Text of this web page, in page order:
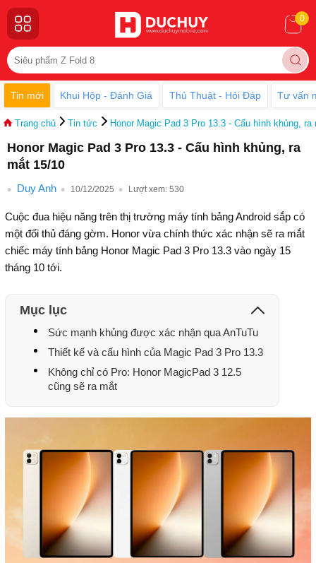
0
Tin mới Khui Hộp - Đánh Giá Thủ Thuật - Hỏi Đáp Tư vấn
Trang chủ Tin tức Honor Magic Pad 3 Pro 13.3 - Cấu hình khủng, ra
Honor Magic Pad 3 Pro 13.3 - Cấu hình khủng, ra
mắt 15/10
Duy Anh 10/12/2025 Lượt xem: 530
Cuộc đua hiệu năng trên thị trường máy tính bảng Android sắp có
một đối thủ đáng gờm. Honor vừa chính thức xác nhận sẽ ra mắt
chiếc máy tính bảng Honor Magic Pad 3 Pro 13.3 vào ngày 15
tháng 10 tới.
Mục lục
Sức mạnh khủng được xác nhận qua AnTuTu
Thiết kế và cấu hình của Magic Pad 3 Pro 13.3
Không chỉ có Pro: Honor MagicPad 3 12.5
cũng sẽ ra mắt